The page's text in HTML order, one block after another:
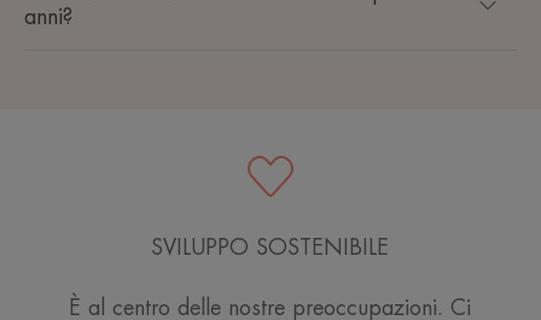
anni?
SVILUPPO SOSTENIBILE
È al centro delle nostre preoccupazioni. Ci